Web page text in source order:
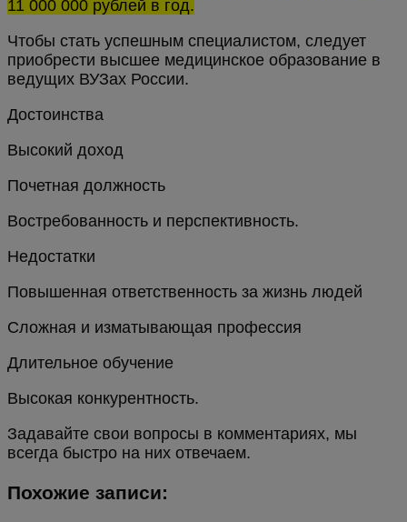
11 000 000 рублей в год.
Чтобы стать успешным специалистом, следует
приобрести высшее медицинское образование в
ведущих ВУЗах России.
Достоинства
Высокий доход
Почетная должность
Востребованность и перспективность.
Недостатки
Повышенная ответственность за жизнь людей
Сложная и изматывающая профессия
Длительное обучение
Высокая конкурентность.
Задавайте свои вопросы в комментариях, мы
всегда быстро на них отвечаем.
Похожие записи: